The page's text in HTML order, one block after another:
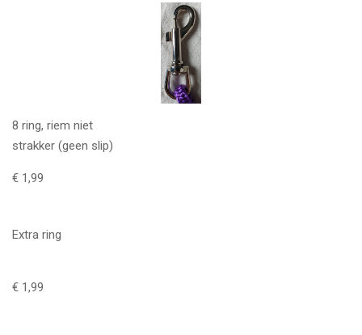
8 ring, riem niet
strakker (geen slip)
€ 1,99
Extra ring
€ 1,99